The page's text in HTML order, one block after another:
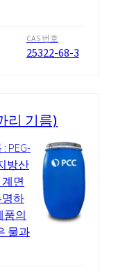
CAS 번호
25322-68-3
리 기름)
PEG-
방산
면
하
품의
물과